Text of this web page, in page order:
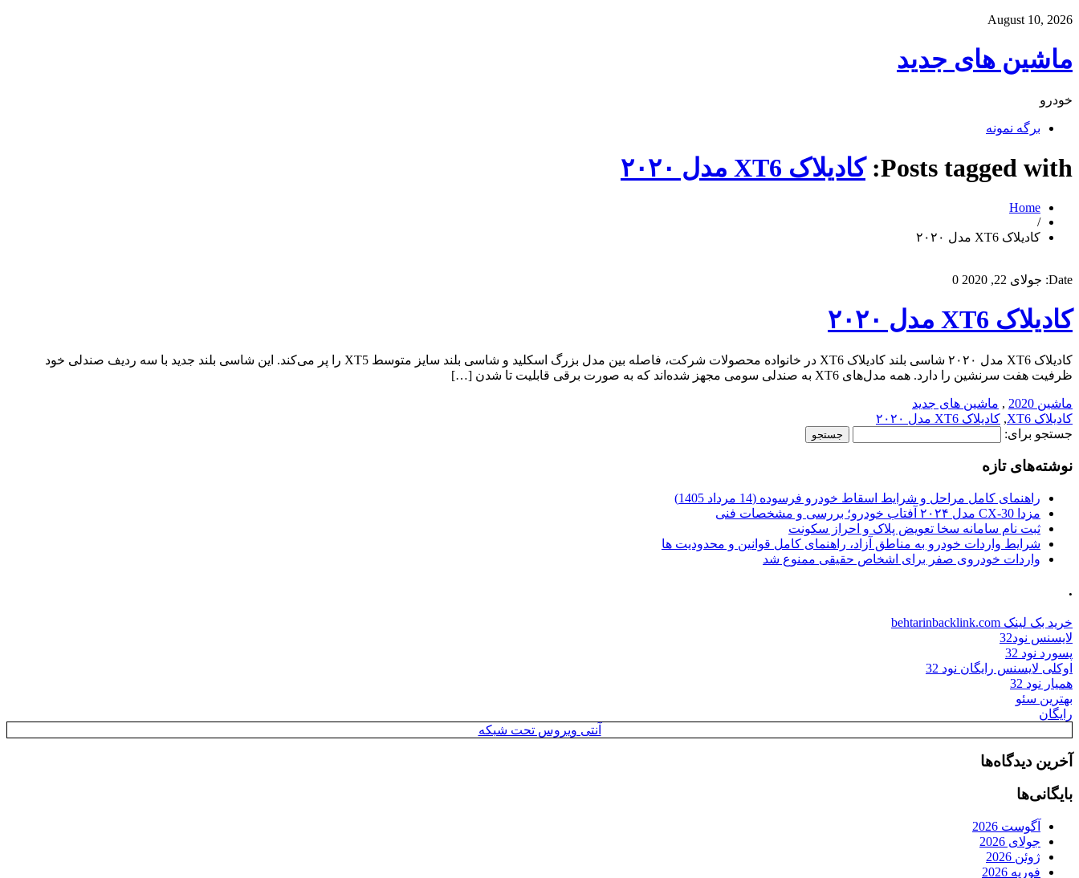
August 10, 2026
ماشین های جدید
خودرو
برگه نمونه
Posts tagged with: کادیلاک XT6 مدل ۲۰۲۰
Home
/
کادیلاک XT6 مدل ۲۰۲۰
Date: جولای 22, 2020 0
کادیلاک XT6 مدل ۲۰۲۰
کادیلاک XT6 مدل ۲۰۲۰ شاسی بلند کادیلاک XT6 در خانواده محصولات شرکت، فاصله بین مدل بزرگ اسکلید و شاسی بلند سایز متوسط XT5 را پر می‌کند. این شاسی بلند جدید با سه ردیف صندلی خود
ظرفیت هفت سرنشین را دارد. همه مدل‌های XT6 به صندلی سومی مجهز شده‌اند که به صورت برقی قابلیت تا شدن […]
ماشین 2020 , ماشین های جدید
کادیلاک XT6
, کادیلاک XT6 مدل ۲۰۲۰
جستجو برای:
نوشته‌های تازه
راهنمای کامل مراحل و شرایط اسقاط خودرو فرسوده (14 مرداد 1405)
مزدا CX-30 مدل ۲۰۲۴ آفتاب خودرو؛ بررسی و مشخصات فنی
ثبت نام سامانه سخا تعویض پلاک و احراز سکونت
شرایط واردات خودرو به مناطق آزاد، راهنمای کامل قوانین و محدودیت ها
واردات خودروی صفر برای اشخاص حقیقی ممنوع شد
.
خرید بک لینک behtarinbacklink.com
لایسنس نود32
پسورد نود 32
اوکلی لایسنس رایگان نود 32
همیار نود 32
بهترین سئو
رایگان
آنتی ویروس تحت شبکه
آخرین دیدگاه‌ها
بایگانی‌ها
آگوست 2026
جولای 2026
ژوئن 2026
فوریه 2026